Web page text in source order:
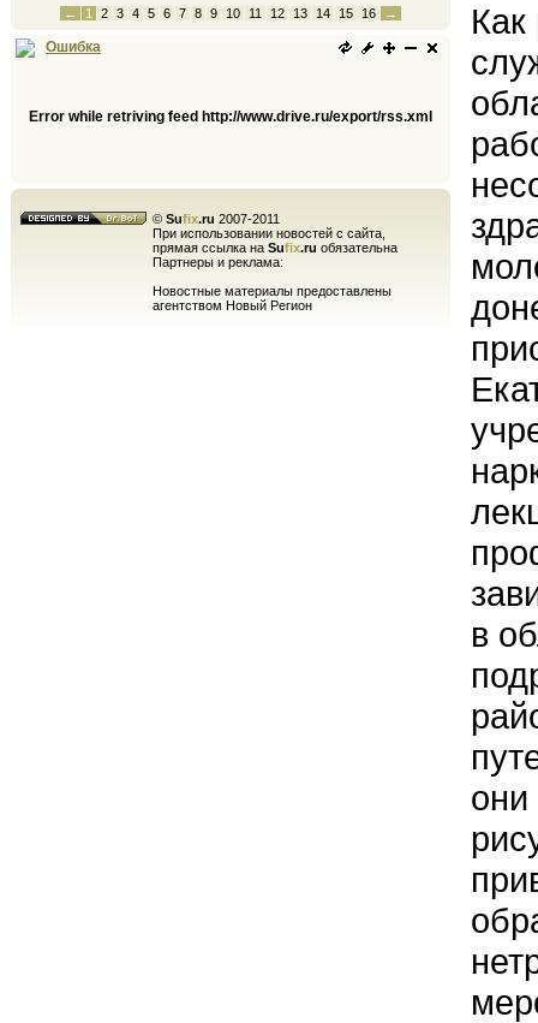
← 1 2 3 4 5 6 7 8 9 10 11 12 13 14 15 16 →
Ошибка
Error while retriving feed http://www.drive.ru/export/rss.xml
© Sufix.ru 2007-2011
При использовании новостей с сайта,
прямая ссылка на Sufix.ru обязательна
Партнеры и реклама:
Новостные материалы предоставлены
агентством Новый Регион
в
они